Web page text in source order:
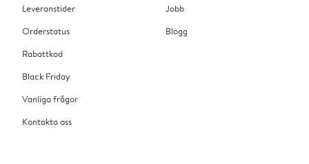
Leveranstider
Orderstatus
Rabattkod
Black Friday
Vanliga frågor
Kontakta oss
Jobb
Blogg